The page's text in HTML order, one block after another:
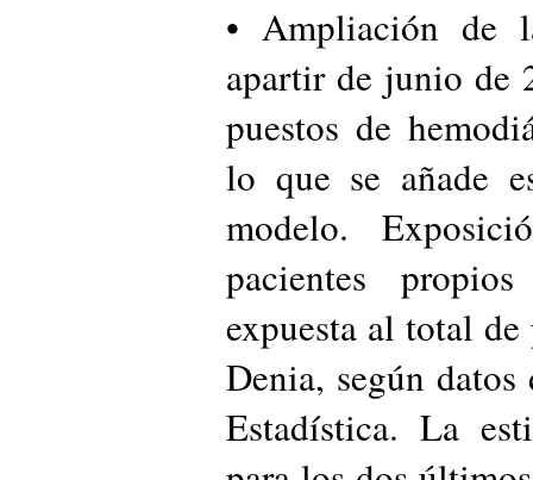
• Ampliación de
apartir de junio de
puestos de
lo que se añade
modelo.
pacientes
expuesta al total
Denia, según
Estadística. La